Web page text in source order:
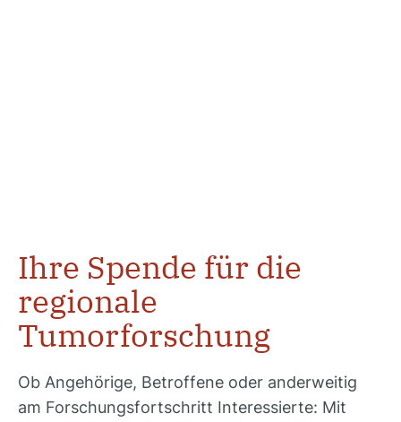
Ihre Spende für die
regionale
Tumorforschung
Ob Angehörige, Betroffene oder anderweitig
am Forschungsfortschritt Interessierte: Mit